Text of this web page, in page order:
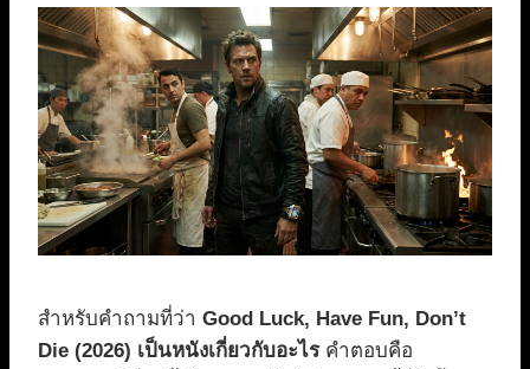
สำหรับคำถามที่ว่า Good Luck, Have Fun, Don’t
Die (2026) เป็นหนังเกี่ยวกับอะไรคำตอบคือ